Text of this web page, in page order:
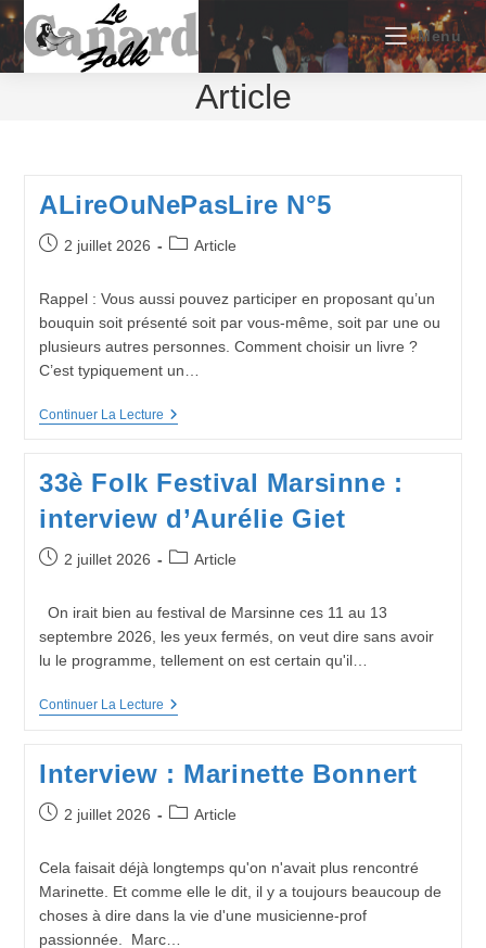
Skip
to
content
Menu
Article
ALireOuNePasLire N°5
Publication
2 juillet 2026
PostArticle
Rappel : Vous aussi pouvez participer en proposant qu’un
bouquin soit présenté soit par vous-même, soit par une ou
plusieurs autres personnes. Comment choisir un livre ?
C’est typiquement un…
Continuer La LectureALireOuNePasLire
33è Folk Festival Marsinne :
interview d’Aurélie Giet
Publication
2 juillet 2026
PostArticle
On irait bien au festival de Marsinne ces 11 au 13
septembre 2026, les yeux fermés, on veut dire sans avoir
lu le programme, tellement on est certain qu'il…
Continuer La Lecture33è
D’Aurélie
Interview : Marinette Bonnert
Publication
2 juillet 2026
PostArticle
Cela faisait déjà longtemps qu'on n'avait plus rencontré
Marinette. Et comme elle le dit, il y a toujours beaucoup de
choses à dire dans la vie d'une musicienne-prof
passionnée. Marc…